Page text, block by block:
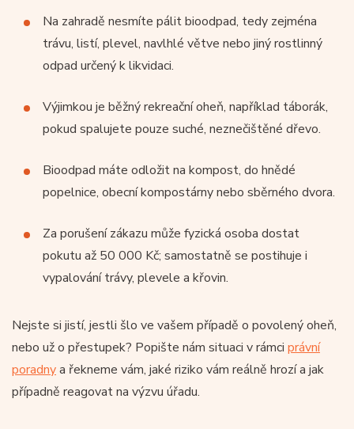
Na zahradě nesmíte pálit bioodpad, tedy zejména
trávu, listí, plevel, navlhlé větve nebo jiný rostlinný
odpad určený k likvidaci.
Výjimkou je běžný rekreační oheň, například táborák,
pokud spalujete pouze suché, neznečištěné dřevo.
Bioodpad máte odložit na kompost, do hnědé
popelnice, obecní kompostárny nebo sběrného dvora.
Za porušení zákazu může fyzická osoba dostat
pokutu až 50 000 Kč; samostatně se postihuje i
vypalování trávy, plevele a křovin.
Nejste si jistí, jestli šlo ve vašem případě o povolený oheň,
nebo už o přestupek? Popište nám situaci v rámci právní
poradnya řekneme vám, jaké riziko vám reálně hrozí a jak
případně reagovat na výzvu úřadu.